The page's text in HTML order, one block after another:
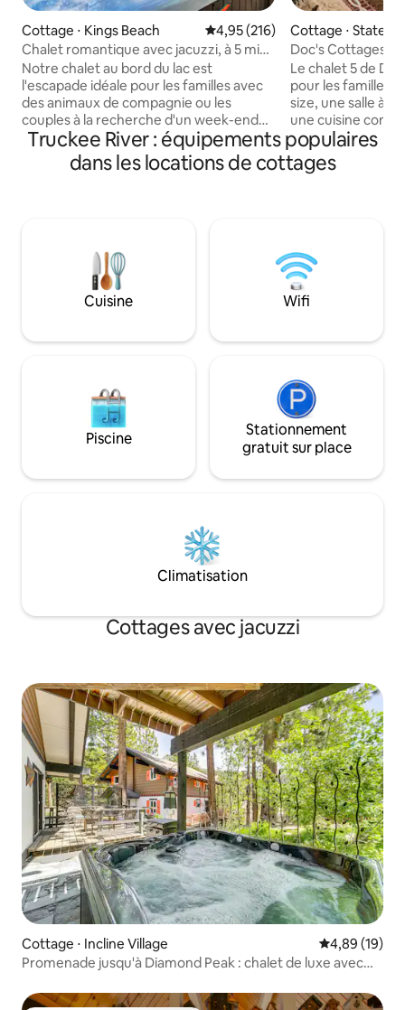
Cottage ⋅ Kings Beach Évaluation moyenne sur la
4,95 (216)
Chalet romantique avec jacuzzi, à 5 min.
à pied de la plage
Notre chalet au bord du lac est
l'escapade idéale pour les familles avec
des animaux de compagnie ou les
couples à la recherche d'un week-end
romantique. À seulement cinq minutes à
pied du lac Tahoe, y compris des
restaurants, des boutiques, des galeries
couples sont assurés d'une expérience
romantique. La propriété dispose
également d'une cour entièrement
clôturée, permettant aux enfants ou
toute sécurité.
Cottage ⋅
Doc's Cottages
familial »
Le chalet 5 de
pour les familles,
size, une salle à
une cuisine
maison
baignoire et
télévision
parking et un
il est conçu pour
connexion et les
Votre famille
logement central.
Truckee River : équipements populaires
dans les locations de cottages
Cuisine Wifi
Piscine
Stationnement
gratuit sur place
Climatisation
Cottages avec jacuzzi
Cottage ⋅ Incline Village Évaluation
4,89 (19)
Promenade jusqu'à Diamond Peak : chalet de luxe avec